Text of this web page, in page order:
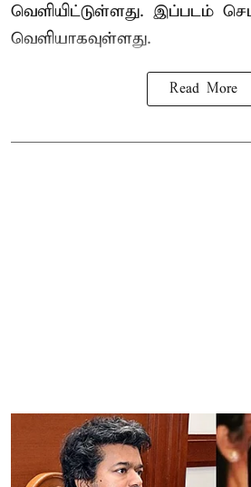
வெளியிட்டுள்ளது. இப்படம்
வெளியாகவுள்ளது.
Read More